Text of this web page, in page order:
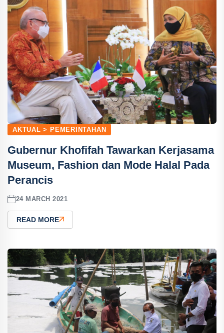
AKTUAL > PEMERINTAHAN
Gubernur Khofifah Tawarkan Kerjasama
Museum, Fashion dan Mode Halal Pada
Perancis
24 MARCH 2021
READ MORE